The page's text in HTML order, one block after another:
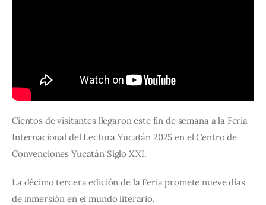
Cientos de visitantes llegaron este fin de semana a la Feria
Internacional del Lectura Yucatán 2025 en el Centro de
Convenciones Yucatán Siglo XXI.
La décimo tercera edición de la Feria promete nueve días
de inmersión en el mundo literario.